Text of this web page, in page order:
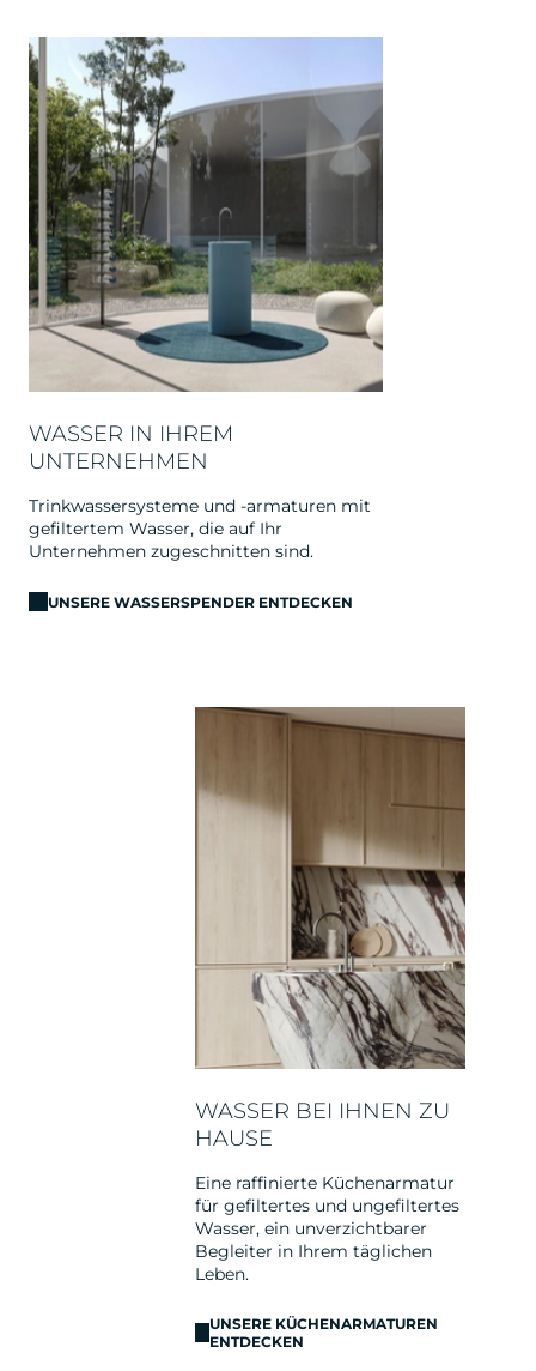
WASSER IN IHREM
UNTERNEHMEN
Trinkwassersysteme und -armaturen mit
gefiltertem Wasser, die auf Ihr
Unternehmen zugeschnitten sind.
UNSERE WASSERSPENDER ENTDECKEN
WASSER BEI IHNEN ZU
HAUSE
Eine raffinierte Küchenarmatur
für gefiltertes und ungefiltertes
Wasser, ein unverzichtbarer
Begleiter in Ihrem täglichen
Leben.
UNSERE KÜCHENARMATUREN
ENTDECKEN